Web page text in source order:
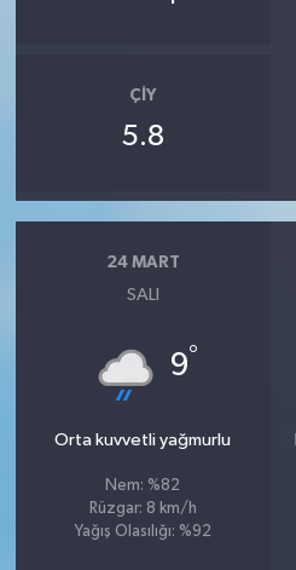
ÇIY
5.8
24 MART
SALI
9°
Orta kuvvetli yağmurlu
Nem: %82
Rüzgar: 8 km/h
Yağış Olasılığı: %92